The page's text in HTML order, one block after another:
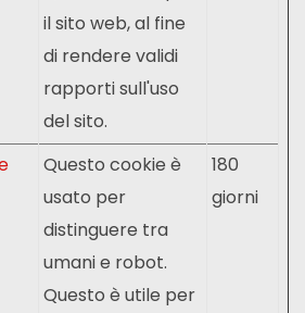
il sito web, al fine
di rendere validi
rapporti sull'uso
del sito.
Questo cookie è
usato per
distinguere tra
umani e robot.
Questo è utile per
180
giorni